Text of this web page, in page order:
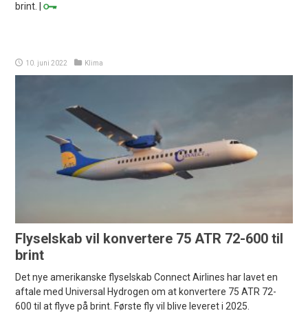
brint. |
10. juni 2022 Klima
Flyselskab vil konvertere 75 ATR 72-600 til
brint
Det nye amerikanske flyselskab Connect Airlines har lavet en
aftale med Universal Hydrogen om at konvertere 75 ATR 72-
600 til at flyve på brint. Første fly vil blive leveret i 2025.